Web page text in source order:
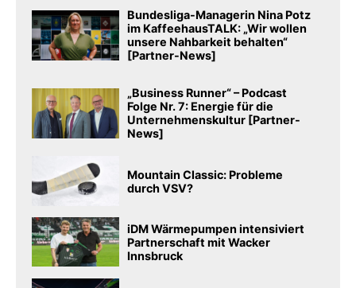
Bundesliga-Managerin Nina Potz
im KaffeehausTALK: „Wir wollen
unsere Nahbarkeit behalten“
[Partner-News]
„Business Runner“ – Podcast
Folge Nr. 7: Energie für die
Unternehmenskultur [Partner-
News]
Mountain Classic: Probleme
durch VSV?
iDM Wärmepumpen intensiviert
Partnerschaft mit Wacker
Innsbruck